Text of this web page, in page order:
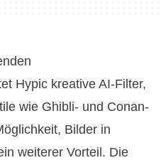
Hypic kreative AI-Filter,
wie Ghibli- und Conan-
Bilder in
weiterer Vorteil. Die